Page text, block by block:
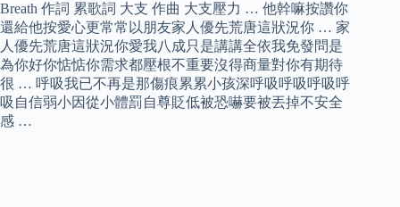
Breath 作詞 累歌詞 大支 作曲 大支壓力 … 他幹嘛按讚你
還給他按愛心更常常以朋友家人優先荒唐這狀況你 … 家
人優先荒唐這狀況你愛我八成只是講講全依我免發問是
為你好你惦惦你需求都壓根不重要沒得商量對你有期待
很 … 呼吸我已不再是那傷痕累累小孩深呼吸呼吸呼吸呼
吸自信弱小因從小體罰自尊貶低被恐嚇要被丟掉不安全
感 …